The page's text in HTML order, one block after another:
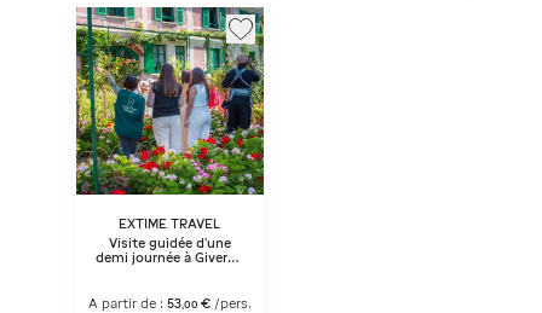
EXTIME TRAVEL
Visite guidée d’une
demi journée à Giverny
A partir de : 53,00 €/pers.